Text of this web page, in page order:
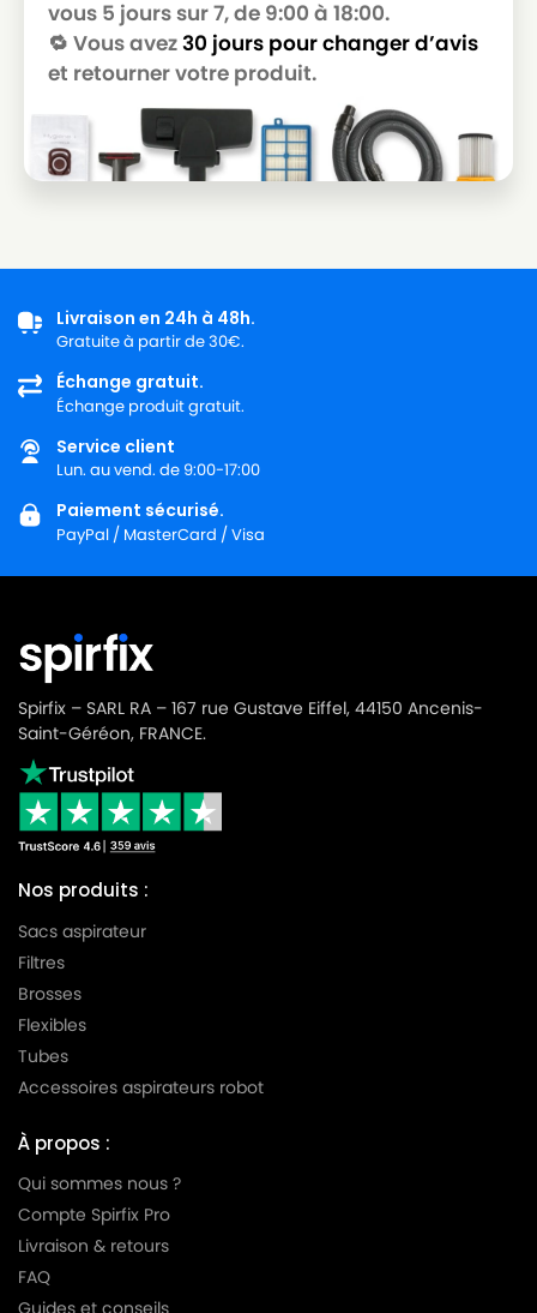
vous 5 jours sur 7, de 9:00 à 18:00.
🔁 Vous avez30 jours pour changer d’avis
et retourner votre produit.
Livraison en 24h à 48h.
Gratuite à partir de 30€.
Échange gratuit.
Échange produit gratuit.
Service client
Lun. au vend. de 9:00-17:00
Paiement sécurisé.
PayPal / MasterCard / Visa
Spirfix – SARL RA – 167 rue Gustave Eiffel, 44150 Ancenis-
Saint-Géréon, FRANCE.
Nos produits :
Sacs aspirateur
Filtres
Brosses
Flexibles
Tubes
Accessoires aspirateurs robot
À propos :
Qui sommes nous ?
Compte Spirfix Pro
Livraison & retours
FAQ